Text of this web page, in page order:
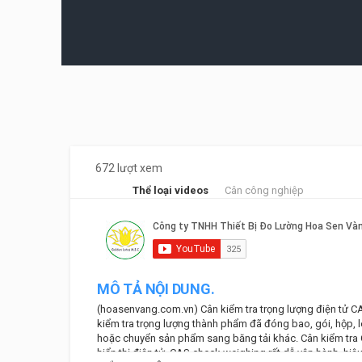
672 lượt xem
Thể loại videos Cân công nghiệp
MÔ TẢ NỘI DUNG.
(hoasenvang.com.vn) Cân kiểm tra trọng lượng điện tử
kiểm tra trọng lượng thành phẩm đã đóng bao, gói, hộp,
hoặc chuyển sản phẩm sang băng tải khác. Cân kiểm
hiển thị điện tử. CAS check weighing rất dễ vận hành,